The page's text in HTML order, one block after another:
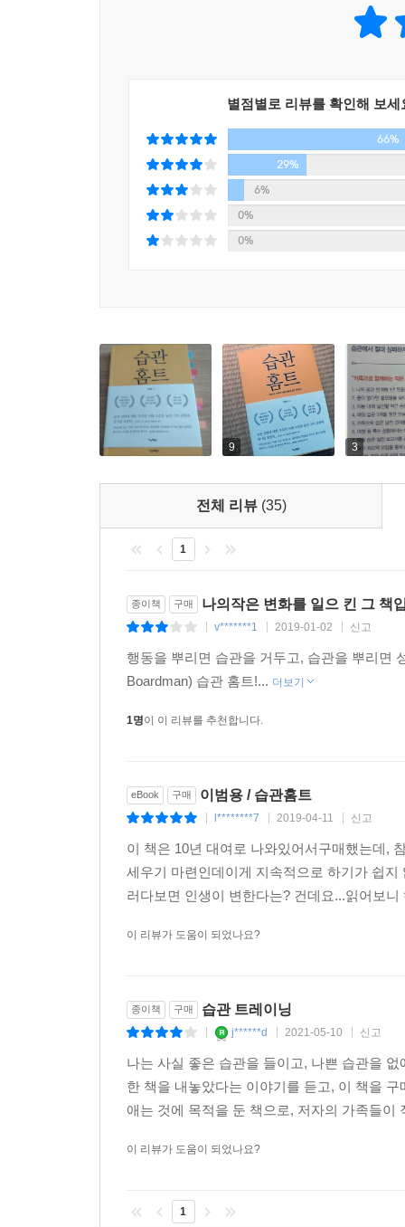
5. 카톡으로 습관 실천 결과를 공유하고 격려한다.
6. 여행 등 특수 상황에서는 대체 습관을 활용한다.
9. 5개월, 작은 습관 실천 프로그램을 완료한다.
10. 홀로 서기를 하되 평생 습관 관리에 들어간다.
또한 습관 트레이닝 3개월째에 다수의 사람들이
통해 습관 전략을 진화, 발전시키는 과정 그리고
과정이 있는 그대로 여실히 담고 있다. 한마디로
관리 습관이 자연스럽게 생겼다. 25년째 피웠던
스트레스를 이기는 방법을 찾아냈다. 회사 밖
『습관의 재발견』의 저자인 스티븐 기즈와 인연
계기로 딸과 함께 ‘아이 습관 만들기 프로젝트’
가족이 탄생한 것이다.
그뿐 아니다. 이 책에는 저자가 외국에서 MBA
기상 습관, 눈으로 읽고 손으로 읽고 내용이 가벼
별점별로 리뷰를 확인해 보세
66%
29%
6%
0%
0%
9 3
전체 리뷰 (35)
1
종이책 구매 나의작은 변화를 일으 킨 그 책
v*******1 2019-01-02 신고
행동을 뿌리면 습관을 거두고, 습관을 뿌리면
Boardman) 습관 홈트!... 더보기
1명이 이 리뷰를 추천합니다.
eBook 구매 이범용 / 습관홈트
l********7 2019-04-11 신고
이 책은 10년 대여로 나와있어서구매했는데,
세우기 마련인데이게 지속적으로 하기가 쉽
러다보면 인생이 변한다는? 건데요...읽어보
이 리뷰가 도움이 되었나요?
종이책 구매 습관 트레이닝
j******d 2021-05-10 신고
나는 사실 좋은 습관을 들이고, 나쁜 습관을
한 책을 내놓았다는 이야기를 듣고, 이 책을
애는 것에 목적을 둔 책으로, 저자의 가족들
이 리뷰가 도움이 되었나요?
1